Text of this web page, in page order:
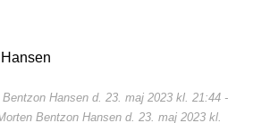
Hansen d. 23. maj 2023 kl. 21:44 -
Bentzon Hansen d. 23. maj 2023 kl.